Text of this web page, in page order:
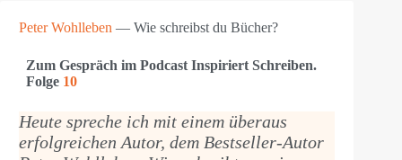
Peter Wohlleben — Wie schreibst du Bücher?
Zum Gespräch im Podcast Inspiriert Schreiben.
Folge 10
Heute spreche ich mit einem überaus
erfolgreichen Autor, dem Bestseller-Autor